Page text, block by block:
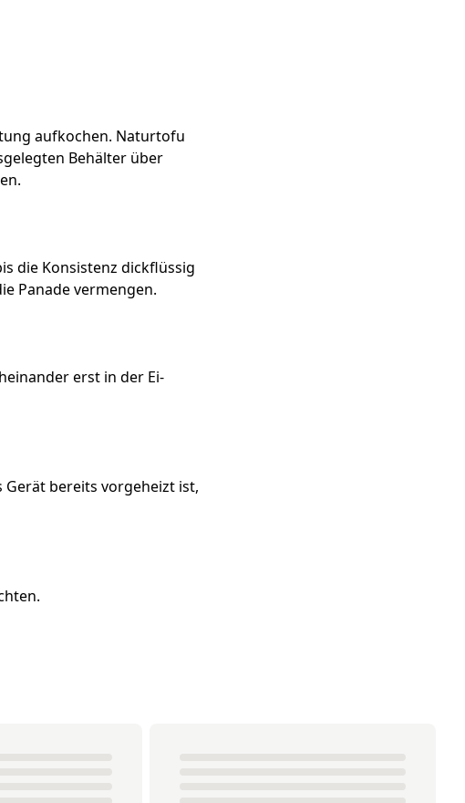
aufkochen. Naturtofu
Behälter über
die Konsistenz dickflüssig
Panade vermengen.
erst in der Ei-
Gerät bereits vorgeheizt ist,